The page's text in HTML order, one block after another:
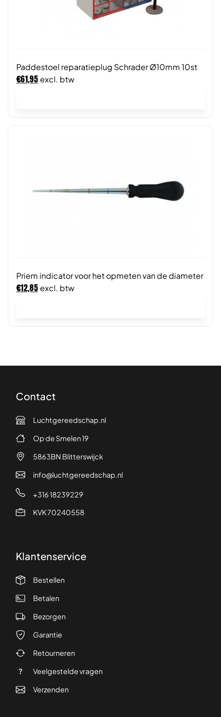
Paddestoel reparatieplug Schrader Ø10mm 10st
€61,95 excl. btw
Priem indicator voor het opmeten van de diameter
€12,85 excl. btw
Contact
Luchtgereedschap.nl
Op de Smelen 19
5863BN Blitterswijck
info@luchtgereedschap.nl
+316 18239229
KVK 70240558
Klantenservice
Bestellen
Betalen
Bezorgen
Garantie
Retourneren
Veelgestelde vragen
Verzenden